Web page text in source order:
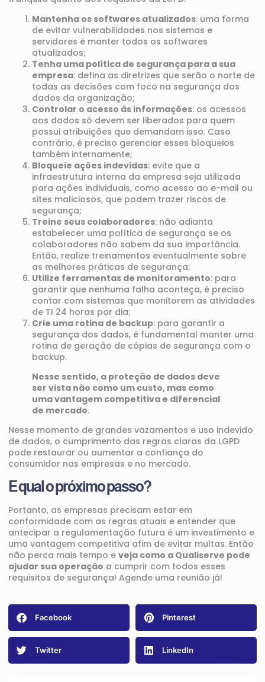
Mantenha os softwares atualizados: uma forma
de evitar vulnerabilidades nos sistemas e
servidores é manter todos os softwares
atualizados;
Tenha uma política de segurança para a sua
empresa: defina as diretrizes que serão o norte de
todas as decisões com foco na segurança dos
dados da organização;
Controlar o acesso às informações: os acessos
aos dados só devem ser liberados para quem
possui atribuições que demandam isso. Caso
contrário, é preciso gerenciar esses bloqueios
também internamente;
Bloqueie ações indevidas: evite que a
infraestrutura interna da empresa seja utilizada
para ações individuais, como acesso ao e-mail ou
sites maliciosos, que podem trazer riscos de
segurança;
Treine seus colaboradores: não adianta
estabelecer uma política de segurança se os
colaboradores não sabem da sua importância.
Então, realize treinamentos eventualmente sobre
as melhores práticas de segurança;
Utilize ferramentas de monitoramento: para
garantir que nenhuma falha aconteça, é preciso
contar com sistemas que monitorem as atividades
de TI 24 horas por dia;
Crie uma rotina de backup: para garantir a
segurança dos dados, é fundamental manter uma
rotina de geração de cópias de segurança com o
backup.
Nesse sentido, a proteção de dados deve
ser vista não como um custo, mas como
uma vantagem competitiva e diferencial
de mercado.
Nesse momento de grandes vazamentos e uso indevido
de dados, o cumprimento das regras claras da LGPD
pode restaurar ou aumentar a confiança do
consumidor nas empresas e no mercado.
E qual o próximo passo?
Portanto, as empresas precisam estar em
conformidade com as regras atuais e entender que
antecipar a regulamentação futura é um investimento e
uma vantagem competitiva afim de evitar multas. Então
não perca mais tempo e veja como a Qualiserve pode
ajudar sua operação a cumprir com todos esses
requisitos de segurança! Agende uma reunião já!
Facebook Pinterest
Twitter LinkedIn